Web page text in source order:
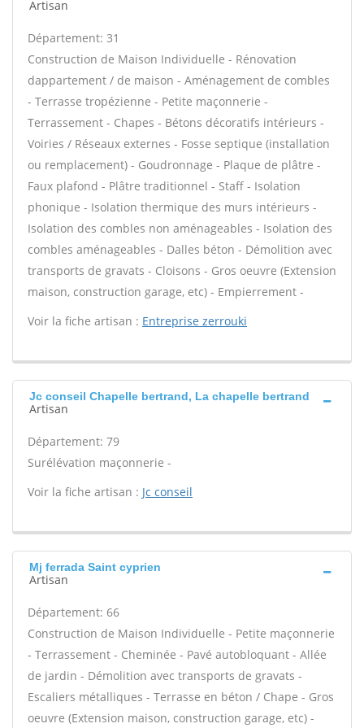
Artisan
Département: 31
Construction de Maison Individuelle - Rénovation
dappartement / de maison - Aménagement de combles
- Terrasse tropézienne - Petite maçonnerie -
Terrassement - Chapes - Bétons décoratifs intérieurs -
Voiries / Réseaux externes - Fosse septique (installation
ou remplacement) - Goudronnage - Plaque de plâtre -
Faux plafond - Plâtre traditionnel - Staff - Isolation
phonique - Isolation thermique des murs intérieurs -
Isolation des combles non aménageables - Isolation des
combles aménageables - Dalles béton - Démolition avec
transports de gravats - Cloisons - Gros oeuvre (Extension
maison, construction garage, etc) - Empierrement -
Voir la fiche artisan : Entreprise zerrouki
Jc conseil Chapelle bertrand, La chapelle bertrand
Artisan
Département: 79
Surélévation maçonnerie -
Voir la fiche artisan : Jc conseil
Mj ferrada Saint cyprien
Artisan
Département: 66
Construction de Maison Individuelle - Petite maçonnerie
- Terrassement - Cheminée - Pavé autobloquant - Allée
de jardin - Démolition avec transports de gravats -
Escaliers métalliques - Terrasse en béton / Chape - Gros
oeuvre (Extension maison, construction garage, etc) -